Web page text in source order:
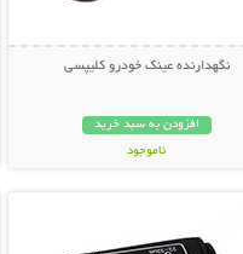
نگهدارنده عینک خودرو کلیپسی
افزودن به سبد خرید
ناموجود